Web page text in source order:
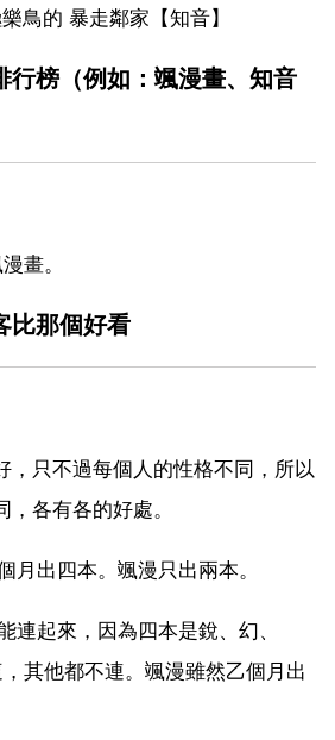
鳥的 暴走鄰家【知音】
行榜（例如：颯漫畫、知音
畫。
比那個好看
，只不過每個人的性格不同，所以
各有各的好處。
月出四本。颯漫只出兩本。
連起來，因為四本是銳、幻、
其他都不連。颯漫雖然乙個月出